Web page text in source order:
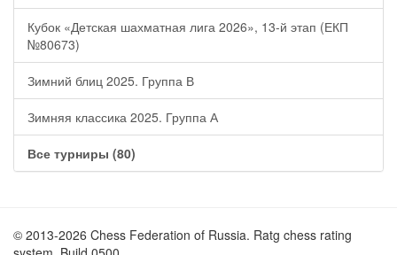
Кубок «Детская шахматная лига 2026», 13-й этап (ЕКП
№80673)
Зимний блиц 2025. Группа В
Зимняя классика 2025. Группа А
Все турниры (80)
© 2013-2026 Chess Federation of Russia. Ratg chess rating